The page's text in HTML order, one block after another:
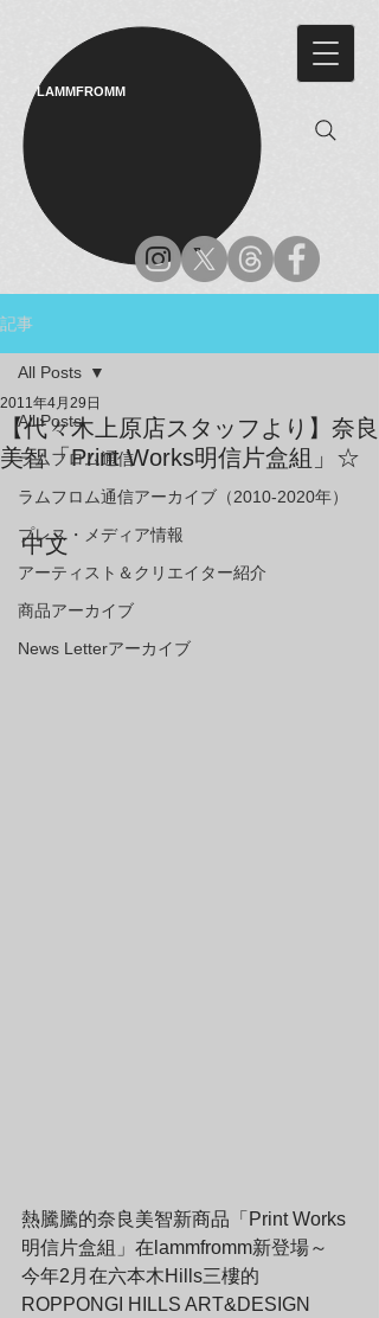
LAMMFROMM​
記事
All Posts
ラムフロム通信
ラムフロム通信アーカイブ（2010-2020年）
プレス・メディア情報
アーティスト＆クリエイター紹介
商品アーカイブ
News Letterアーカイブ
All Posts
【代々木上原店スタッフより】奈良
美智「Print Works明信片盒組」☆
2011年4月29日
中文
熱騰騰的奈良美智新商品「Print Works
明信片盒組」在lammfromm新登場～
今年2月在六本木Hills三樓的
ROPPONGI HILLS ART&DESIGN